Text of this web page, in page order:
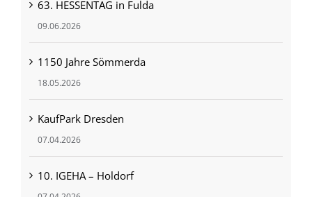
63. HESSENTAG in Fulda
09.06.2026
1150 Jahre Sömmerda
18.05.2026
KaufPark Dresden
07.04.2026
10. IGEHA – Holdorf